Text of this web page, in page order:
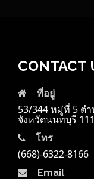
CONTACT
ที่อยู่
53/344 หมู่ที่ 5 ต
จังหวัดนนทบุรี
โทร
(668)-6322-8166
Email